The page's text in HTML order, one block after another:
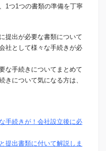
1つ1つの書類の準備を丁寧
提出が必要な書類について
社として様々な手続きが必
な手続きについてまとめて
きについて気になる方は、
手続きが！会社設立後に必
提出書類に付いて解説しま